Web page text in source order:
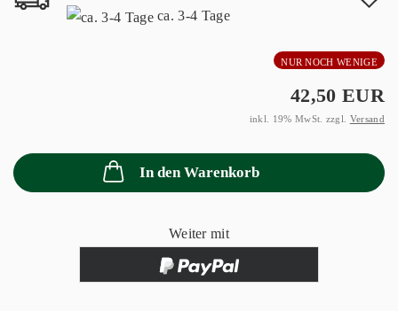
ca. 3-4 Tage
NUR NOCH WENIGE
42,50 EUR
inkl. 19% MwSt. zzgl. Versand
In den Warenkorb
Weiter mit